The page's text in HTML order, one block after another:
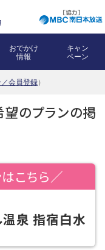
おでかけ
情報
キャン
ペーン
／会員登録）
望のプランの掲
こちら／
泉 指宿白水